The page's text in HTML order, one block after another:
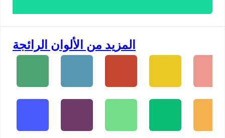
المزيد من الألوان الرائجة